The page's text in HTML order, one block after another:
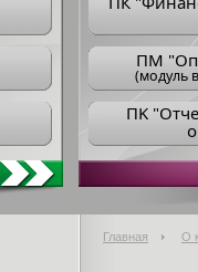
ПM
(модуль
ПK
Главная О